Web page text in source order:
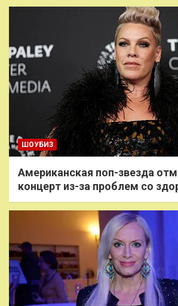
ШОУБИЗ
Американская поп-звезда
концерт из-за проблем со